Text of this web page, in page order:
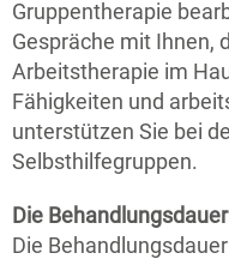
Gruppentherapie
Gespräche mit Ihnen,
Arbeitstherapie im
Fähigkeiten und
unterstützen Sie bei
Selbsthilfegruppen.
Die
Die